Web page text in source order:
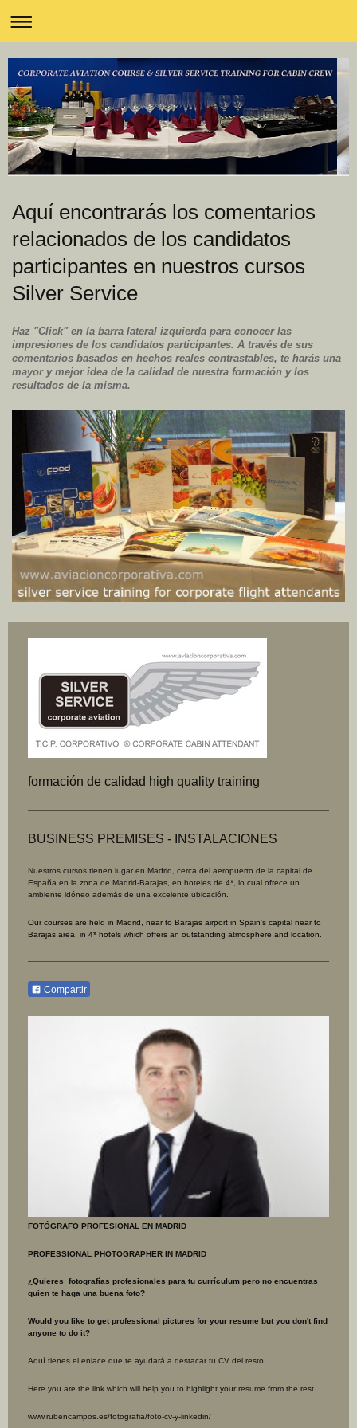
Aquí encontrarás los comentarios
relacionados de los candidatos
participantes en nuestros cursos
Silver Service
Haz "Click" en la barra lateral izquierda para conocer las
impresiones de los candidatos participantes. A través de sus
comentarios basados en hechos reales contrastables, te harás una
mayor y mejor idea de la calidad de nuestra formación y los
resultados de la misma.
formación de calidad high quality training
BUSINESS PREMISES - INSTALACIONES
Nuestros cursos tienen lugar en Madrid, cerca del aeropuerto de la capital de
España en la zona de Madrid-Barajas, en hoteles de 4*, lo cual ofrece un
ambiente idóneo además de una excelente ubicación.
Our courses are held in Madrid, near to Barajas airport in Spain's capital near to
Barajas area, in 4* hotels which offers an outstanding atmosphere and location.
Compartir
FOTÓGRAFO PROFESIONAL EN MADRID
PROFESSIONAL PHOTOGRAPHER IN MADRID
¿Quieres fotografías profesionales para tu currículum pero no encuentras
quien te haga una buena foto?
Would you like to get professional pictures for your resume but you don't find
anyone to do it?
Aquí tienes el enlace que te ayudará a destacar tu CV del resto.
Here you are the link which will help you to highlight your resume from the rest.
www.rubencampos.es/fotografia/foto-cv-y-linkedin/